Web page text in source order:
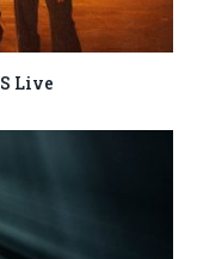
Live